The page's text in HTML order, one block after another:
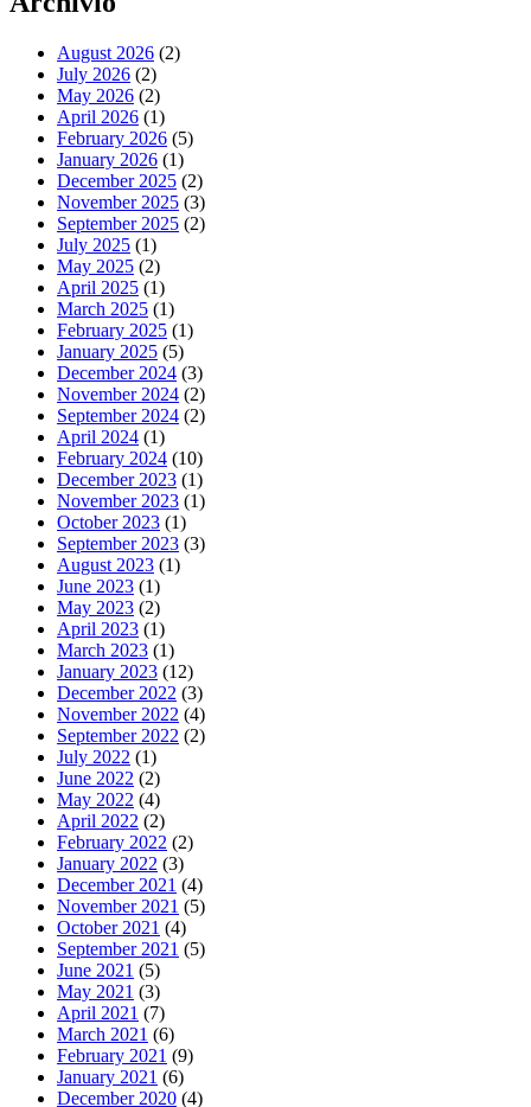
August 2026 (2)
July 2026 (2)
May 2026 (2)
April 2026 (1)
February 2026 (5)
January 2026 (1)
December 2025 (2)
November 2025 (3)
September 2025 (2)
July 2025 (1)
May 2025 (2)
April 2025 (1)
March 2025 (1)
February 2025 (1)
January 2025 (5)
December 2024 (3)
November 2024 (2)
September 2024 (2)
April 2024 (1)
February 2024 (10)
December 2023 (1)
November 2023 (1)
October 2023 (1)
September 2023 (3)
August 2023 (1)
June 2023 (1)
May 2023 (2)
April 2023 (1)
March 2023 (1)
January 2023 (12)
December 2022 (3)
November 2022 (4)
September 2022 (2)
July 2022 (1)
June 2022 (2)
May 2022 (4)
April 2022 (2)
February 2022 (2)
January 2022 (3)
December 2021 (4)
November 2021 (5)
October 2021 (4)
September 2021 (5)
June 2021 (5)
May 2021 (3)
April 2021 (7)
March 2021 (6)
February 2021 (9)
January 2021 (6)
December 2020 (4)